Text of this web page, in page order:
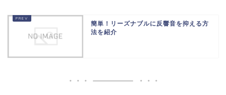
簡単！リーズナブルに反響音を抑える方
法を紹介